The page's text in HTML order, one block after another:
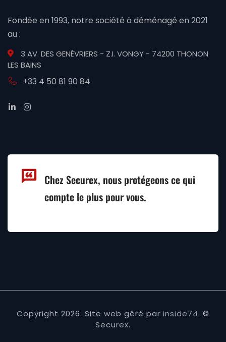
Fondée en 1993, notre société à déménagé en 2021
au :
3 AV. DES GENÉVRIERS - Z.I. VONGY - 74200 THONON
LES BAINS
+33 4 50 81 90 84
Chez Securex, nous protégeons ce qui
compte le plus pour vous.
Copyright 2026. Site web géré par inside74. ©
Securex.